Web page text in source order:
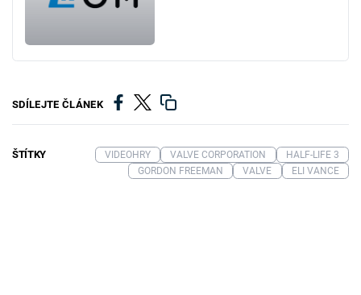
SDÍLEJTE ČLÁNEK
ŠTÍTKY VIDEOHRY VALVE CORPORATION
HALF-LIFE 3
GORDON FREEMAN
VALVE ELI VANCE